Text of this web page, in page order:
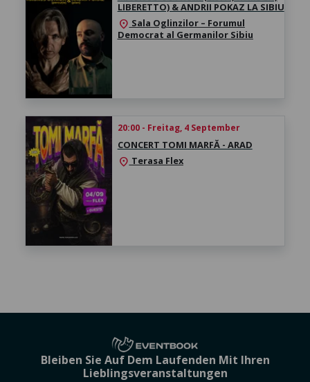
LIBERETTO) & ANDRII POKAZ LA SIBIU
location_on Sala Oglinzilor – Forumul
Democrat al Germanilor Sibiu
20:00 - Freitag, 4 September
CONCERT TOMI MARFĂ - ARAD
location_on Terasa Flex
Bleiben Sie Auf Dem Laufenden Mit Ihren
Lieblingsveranstaltungen